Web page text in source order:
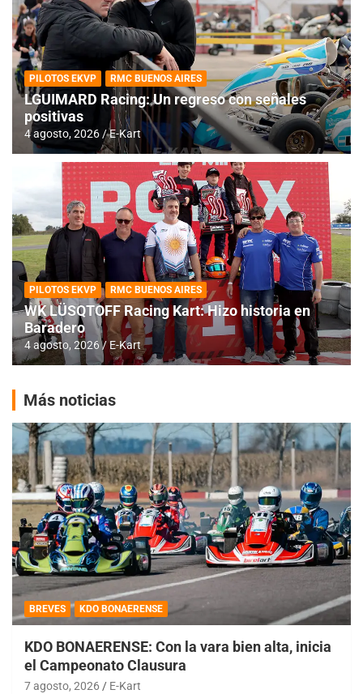
PILOTOS EKVP RMC BUENOS AIRES
LGUIMARD Racing: Un regreso con señales
positivas
4 agosto, 2026 E-Kart
PILOTOS EKVP RMC BUENOS AIRES
WK LÜSQTOFF Racing Kart: Hizo historia en
Baradero
4 agosto, 2026 E-Kart
Más noticias
BREVES KDO BONAERENSE
KDO BONAERENSE: Con la vara bien alta, inicia
el Campeonato Clausura
7 agosto, 2026 E-Kart